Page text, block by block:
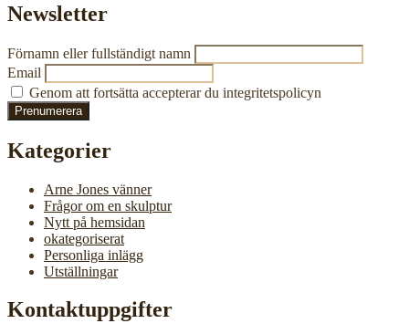
Newsletter
Förnamn eller fullständigt namn
Email
Genom att fortsätta accepterar du integritetspolicyn
Kategorier
Arne Jones vänner
Frågor om en skulptur
Nytt på hemsidan
okategoriserat
Personliga inlägg
Utställningar
Kontaktuppgifter